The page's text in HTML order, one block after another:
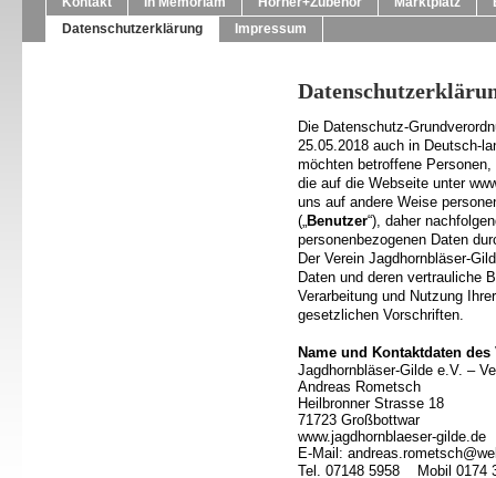
Datenschutzerklärung
Impressum
Die Datenschutz-
25.05.2018 auch in Deutsch-
möchten betroffene
die auf die Webseite unter
uns auf andere Weise
(„Benutzer“), daher
personenbezogenen Daten
Der Verein Jagdhornbläser-
Daten und deren vertrauliche
Verarbeitung und Nutzung
gesetzlichen Vorschriften.
Name und Kontaktdaten
Jagdhornbläser-Gilde e.V. –
Andreas Rometsch
Heilbronner Strasse 18
71723 Großbottwar
www.jagdhornblaeser-gilde.de
E-Mail:
Tel. 07148 5958 Mobil 0174